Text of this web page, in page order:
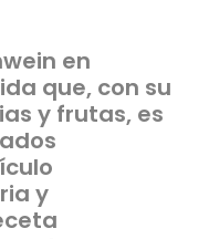
en
que, con su
y frutas, es
y